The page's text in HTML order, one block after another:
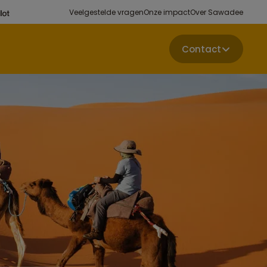
Veelgestelde vragenOnze impactOver Sawadee
Contact